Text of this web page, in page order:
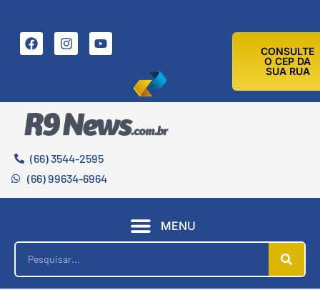
CONSULTE
O CEP DA
SUA RUA
(66) 3544-2595
(66) 99634-6964
MENU